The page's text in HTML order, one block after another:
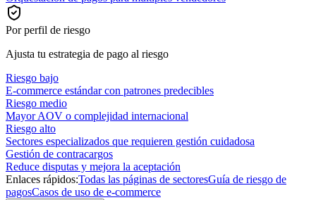
Por perfil de riesgo
Ajusta tu estrategia de pago al riesgo
Riesgo bajo
E-commerce estándar con patrones predecibles
Riesgo medio
Mayor AOV o complejidad internacional
Riesgo alto
Sectores especializados que requieren gestión cuidadosa
Gestión de contracargos
Reduce disputas y mejora la aceptación
Enlaces rápidos:Todas las páginas de sectoresGuía de riesgo de
pagosCasos de uso de e-commerce